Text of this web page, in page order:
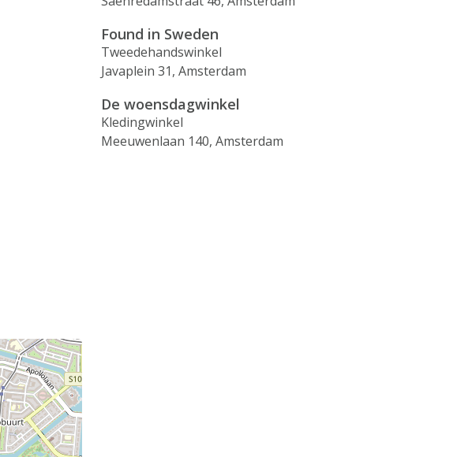
Found in Sweden
Tweedehandswinkel
Javaplein 31, Amsterdam
De woensdagwinkel
Kledingwinkel
Meeuwenlaan 140, Amsterdam